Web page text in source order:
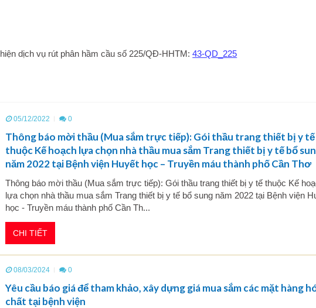
dịch vụ rút phân hầm cầu số 225/QĐ-HHTM:43-QD_225
05/12/2022 0
Thông báo mời thầu (Mua sắm trực tiếp): Gói thầu trang thiết bị y tế
thuộc Kế hoạch lựa chọn nhà thầu mua sắm Trang thiết bị y tế bổ
năm 2022 tại Bệnh viện Huyết học – Truyền máu thành phố Cần Thơ
Thông báo mời thầu (Mua sắm trực tiếp): Gói thầu trang thiết bị y tế thuộc Kế
lựa chọn nhà thầu mua sắm Trang thiết bị y tế bổ sung năm 2022 tại Bệnh viện
học - Truyền máu thành phố Cần Th...
CHI TIẾT
08/03/2024 0
Yêu cầu báo giá để tham khảo, xây dựng giá mua sắm các mặt hàng
chất tại bệnh viện